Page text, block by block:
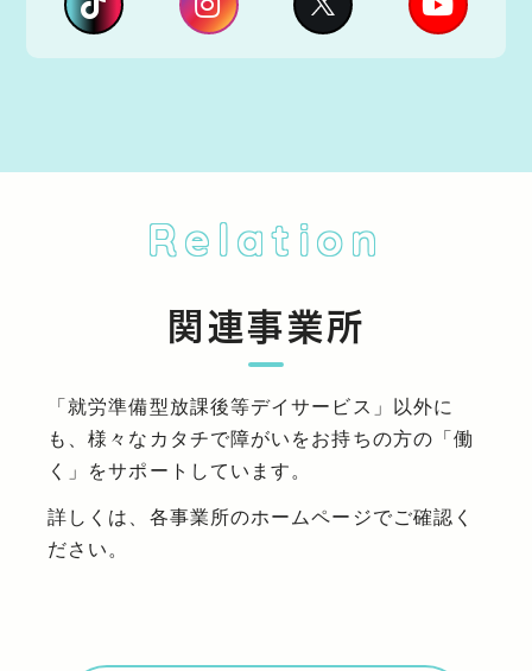
Relation
関連事業所
「就労準備型放課後等デイサービス」以外に
も、様々なカタチで障がいをお持ちの方の「働
く」をサポートしています。
詳しくは、各事業所のホームページでご確認く
ださい。